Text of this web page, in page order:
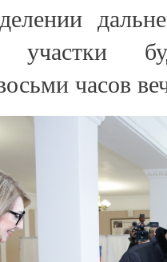
участки
часов